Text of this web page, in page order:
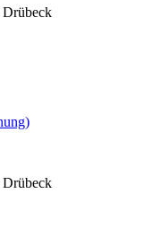
Drübeck
Drübeck